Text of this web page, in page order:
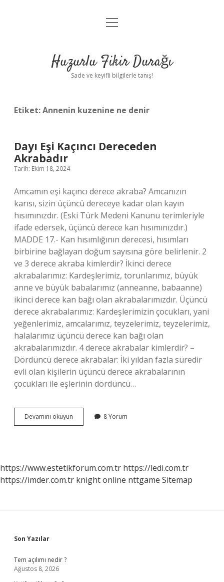
Anasayfa
Yasal Uyarı
menüyü
Huzurlu Fikir Durağı
Sade ve keyifli bilgilerle tanış!
Etiket:Annenin kuzenine ne denir
Dayı Eşi Kaçıncı Dereceden
Akrabadır
Tarih: Ekim 18, 2024
Amcamın eşi kaçıncı derece akraba? Amcanızın
karısı, sizin üçüncü dereceye kadar olan kayın
hısımınızdır. (Eski Türk Medeni Kanunu terimleriyle
ifade edersek, üçüncü derece kan hısımınızdır.)
MADDE 17.- Kan hısımlığının derecesi, hısımları
birbirine bağlayan doğum sayısına göre belirlenir. 2
ve 3 derece akraba kimlerdir? İkinci derece
akrabalarımız: Kardeşlerimiz, torunlarımız, büyük
anne ve büyük babalarımız (anneanne, babaanne)
ikinci derece kan bağı olan akrabalarımızdır. Üçüncü
derece akrabalarımız: Kardeşlerimizin çocukları, yani
yeğenlerimiz, amcalarımız, teyzelerimiz, teyzelerimiz,
halalarımız üçüncü derece kan bağı olan
akrabalarımızdır. 4 derece akrabalar kimlerdir? –
Dördüncü derece akrabalar: İki yıldan fazla süredir
evli olan kişilerin üçüncü derece akrabalarının
çocukları ile eşlerinin dördüncü…
Devamını okuyun
Eşi
8 Yorum
https://www.estetikforum.com.tr https://ledi.com.tr
https://imder.com.tr knight online nttgame Sitemap
Sidebar
Son Yazılar
Tem açılımı nedir ?
Ağustos 8, 2026